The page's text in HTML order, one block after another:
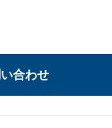
合わせ